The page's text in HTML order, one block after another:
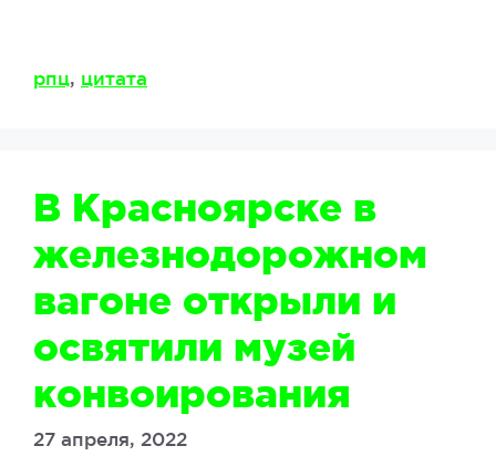
Метки
рпц, цитата
В Красноярске в
железнодорожном
вагоне открыли и
освятили музей
конвоирования
27 апреля, 2022